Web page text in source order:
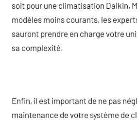
soit pour une climatisation Daikin,
modèles moins courants, les
sauront prendre en charge votre
sa complexité.
Enfin, il est important de ne pas
maintenance de votre système de